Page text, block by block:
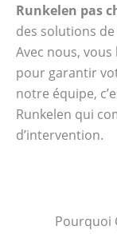
Runkelen pas
des solutions
Avec nous,
pour garantir
notre équipe,
Runkelen qui
d’intervention.
Pourquoi